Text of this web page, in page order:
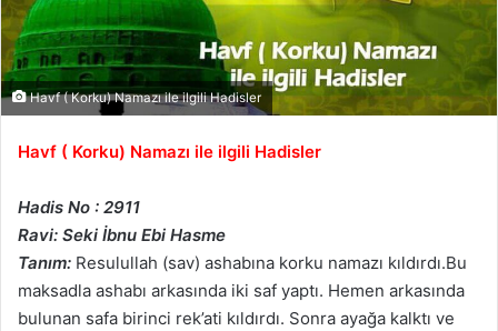
Havf ( Korku) Namazı ile ilgili Hadisler
Havf ( Korku) Namazı ile ilgili Hadisler
Hadis No : 2911
Ravi: Seki İbnu Ebi Hasme
Tanım: Resulullah (sav) ashabına korku namazı kıldırdı.Bu
maksadla ashabı arkasında iki saf yaptı. Hemen arkasında
bulunan safa birinci rek’ati kıldırdı. Sonra ayağa kalktı ve